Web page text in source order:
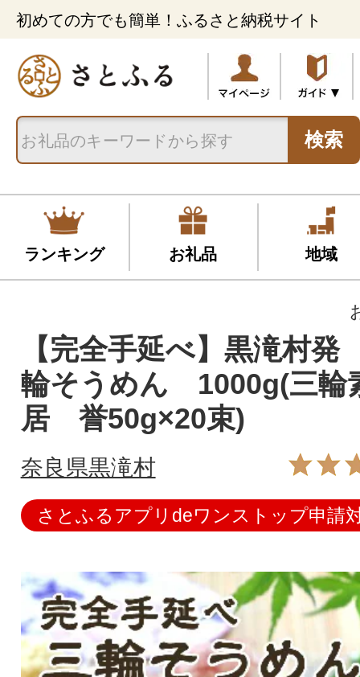
初めての方でも簡単！ふるさと納税サイト
検索
ランキング お礼品 地域
【完全手延べ】黒滝村
輪そうめん 1000g(三
居 誉50g×20束)
奈良県黒滝村
さとふるアプリdeワンストップ申請